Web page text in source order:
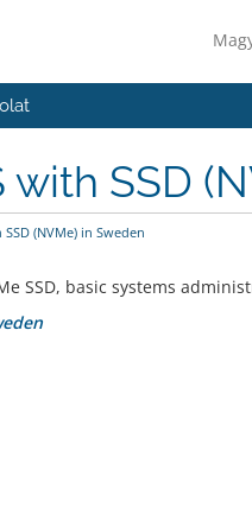
SSD
(NVMe) in Sweden
SSD, basic systems